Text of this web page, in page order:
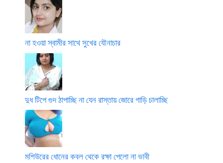
না হওয়া স্বামীর সাথে সুখের যৌনাচার
দুধ টিপে গুদ ঠাপাচ্ছি না যেন রাস্তায় জোরে গাড়ি চালাচ্ছি
মশিউরের ধোনের কবল থেকে রক্ষা পেলো না ভাবী